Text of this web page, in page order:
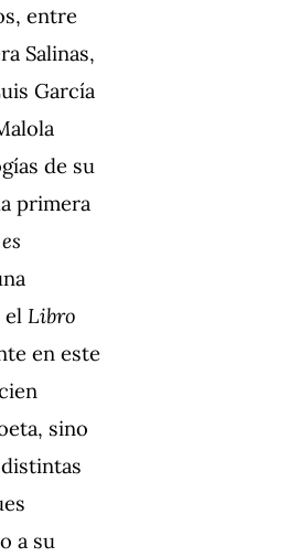
entre
Salinas,
García
de su
primera
el Libro
en este
sino
a su